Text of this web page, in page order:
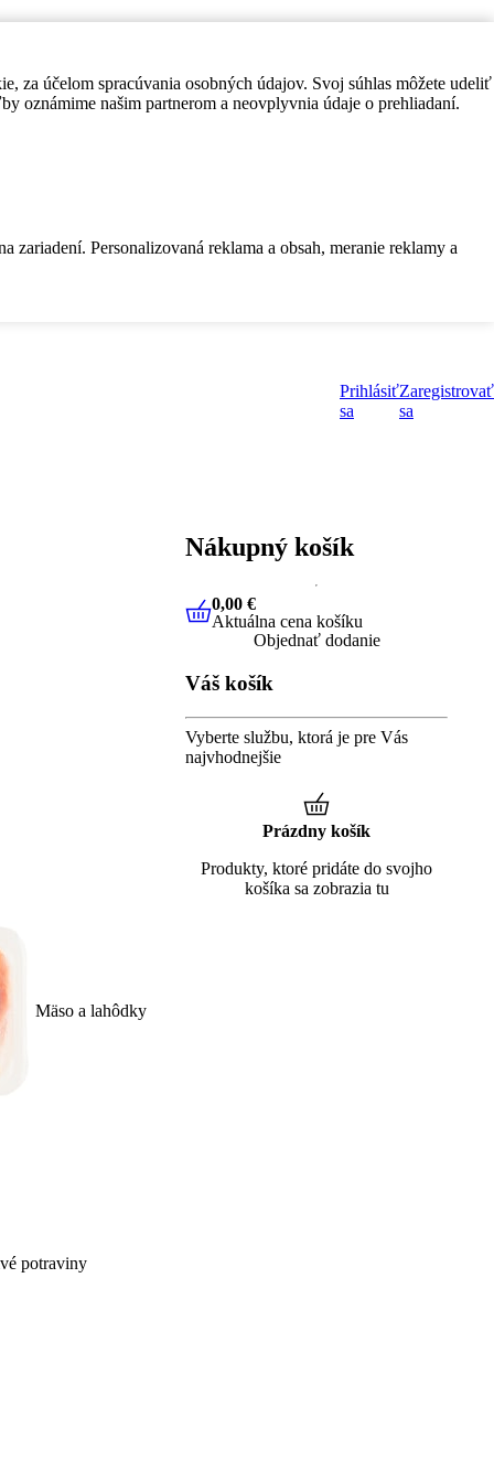
za účelom spracúvania osobných údajov. Svoj súhlas môžete udeliť
oznámime našim partnerom a neovplyvnia údaje o prehliadaní.
Personalizovaná reklama a obsah, meranie reklamy a
Prihlásiť
sa
Zaregistrovať
sa
Mäso a lahôdky
potraviny
Nákupný košík
0,00 €Aktuálna cena košíku
0,00 €
Aktuálna cena košíku
Objednať dodanie
Váš košík
Vyberte službu, ktorá je pre Vás
najvhodnejšie
Prázdny košík
Produkty, ktoré pridáte do svojho
košíka sa zobrazia tu